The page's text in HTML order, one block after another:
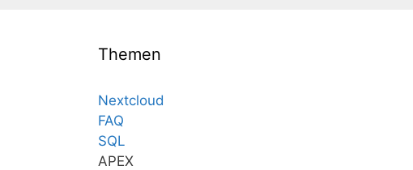
Themen
Nextcloud
FAQ
SQL
APEX